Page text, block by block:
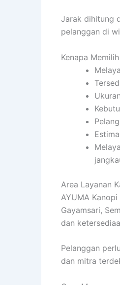
Jarak dihitung
pelanggan di
Kenapa
Area Layanan
AYUMA
Gayamsari,
dan
Pelanggan
dan mitra